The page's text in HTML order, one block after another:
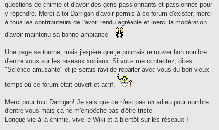
questions de chimie et d'avoir des gens passionnants et passionnés pour
y répondre. Merci à toi Darrigan d'avoir permis à ce forum d'exister, merci
à tous les contributeurs de l'avoir rendu agréable et merci la modération
d'avoir maintenu sa bonne ambiance.
Une page se tourne, mais j'espère que je pourrais retrouver bon nombre
d'entre vous sur les réseaux sociaux. Si vous me contactez, dites
"Science amusante" et je serais ravi de reparler avec vous du bon vieux
temps où ce forum était ouvert et actif.
Merci pour tout Darrigan! Je sais que ce n'est pas un adieu pour nombre
d'entre vous mais ça ne m'empêche pas d'être triste.
Longue vie à la chimie, vive le Wiki et à bientôt sur les réseaux !